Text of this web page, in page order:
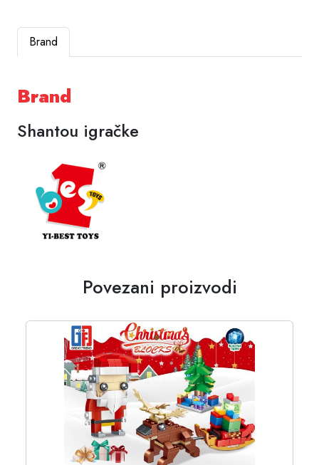
Brand
Brand
Shantou igračke
Povezani proizvodi